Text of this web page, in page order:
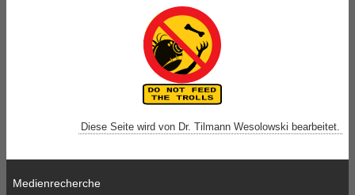
Diese Seite wird von Dr. Tilmann Wesolowski bearbeitet.
Medienrecherche